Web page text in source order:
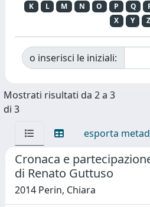
K
L M N O P Q
X
Y Z
o inserisci le iniziali:
Mostrati risultati da 2 a 3
di 3
esporta
Cronaca e
di Renato Guttuso
2014 Perin, Chiara